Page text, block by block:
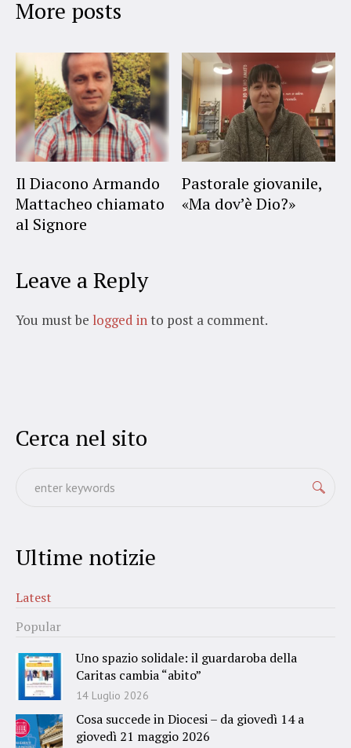
More posts
Il Diacono Armando
Mattacheo chiamato
al Signore
Pastorale giovanile,
«Ma dov’è Dio?»
Leave a Reply
You must be logged in to post a comment.
Cerca nel sito
Ultime notizie
Latest
Popular
Uno spazio solidale: il guardaroba della
Caritas cambia “abito”
14 Luglio 2026
Cosa succede in Diocesi – da giovedì 14 a
giovedì 21 maggio 2026